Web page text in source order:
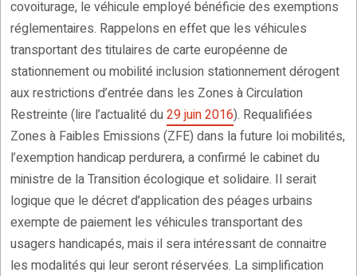
covoiturage, le véhicule employé bénéficie des exemptions
réglementaires. Rappelons en effet que les véhicules
transportant des titulaires de carte européenne de
stationnement ou mobilité inclusion stationnement dérogent
aux restrictions d’entrée dans les Zones à Circulation
Restreinte (lire l’actualité du29 juin 2016). Requalifiées
Zones à Faibles Emissions (ZFE) dans la future loi mobilités,
l’exemption handicap perdurera, a confirmé le cabinet du
ministre de la Transition écologique et solidaire. Il serait
logique que le décret d’application des péages urbains
exempte de paiement les véhicules transportant des
usagers handicapés, mais il sera intéressant de connaitre
les modalités qui leur seront réservées. La simplification